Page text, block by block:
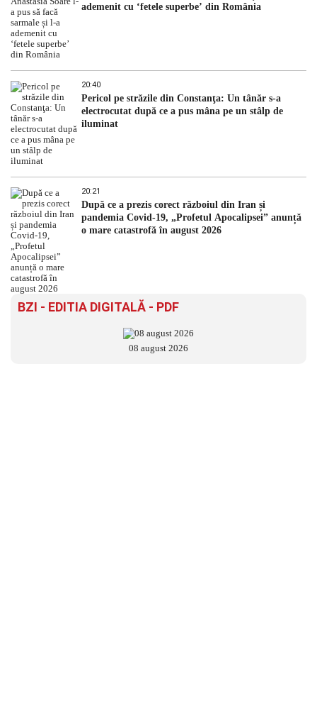
ademenit cu ‘fetele superbe’ din România
20:40
Pericol pe străzile din Constanţa: Un tânăr s-a
electrocutat după ce a pus mâna pe un stâlp de
iluminat
20:21
După ce a prezis corect războiul din Iran și
pandemia Covid-19, „Profetul Apocalipsei” anunță
o mare catastrofă în august 2026
BZI - EDITIA DIGITALĂ - PDF
08 august 2026